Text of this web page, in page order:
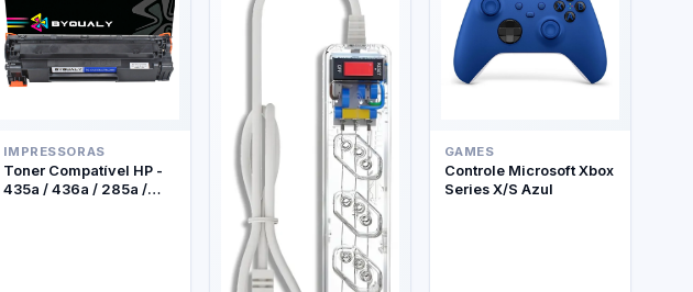
IMPRESSORAS
Toner Compatível HP -
435a / 436a / 285a /
GAMES
Controle Microsoft Xbox
Series X/S Azul